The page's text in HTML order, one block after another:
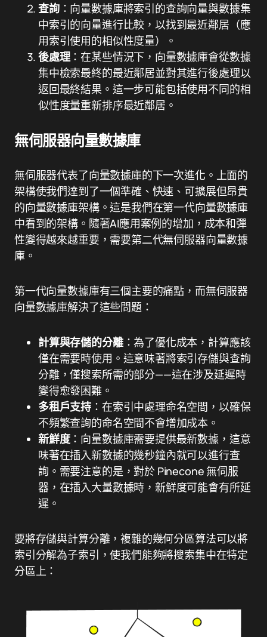
查詢：向量數據庫將索引的查詢向量與數據集
中索引的向量進行比較，以找到最近鄰居（應
用索引使用的相似性度量）。
後處理：在某些情況下，向量數據庫會從數據
集中檢索最終的最近鄰居並對其進行後處理以
返回最終結果。這一步可能包括使用不同的相
似性度量重新排序最近鄰居。
無伺服器向量數據庫
無伺服器代表了向量數據庫的下一次進化。上面的
架構使我們達到了一個準確、快速、可擴展但昂貴
的向量數據庫架構。這是我們在第一代向量數據庫
中看到的架構。隨著AI應用案例的增加，成本和彈
性變得越來越重要，需要第二代無伺服器向量數據
庫。
第一代向量數據庫有三個主要的痛點，而無伺服器
向量數據庫解決了這些問題：
計算與存儲的分離：為了優化成本，計算應該
僅在需要時使用。這意味著將索引存儲與查詢
分離，僅搜索所需的部分——這在涉及延遲時
變得愈發困難。
多租戶支持 ：在索引中處理命名空間，以確保
不頻繁查詢的命名空間不會增加成本。
新鮮度：向量數據庫需要提供最新數據，這意
味著在插入新數據的幾秒鐘內就可以進行查
詢。需要注意的是，對於 Pinecone 無伺服
器，在插入大量數據時，新鮮度可能會有所延
遲。
要將存儲與計算分離，複雜的幾何分區算法可以將
索引分解為子索引，使我們能夠將搜索集中在特定
分區上：